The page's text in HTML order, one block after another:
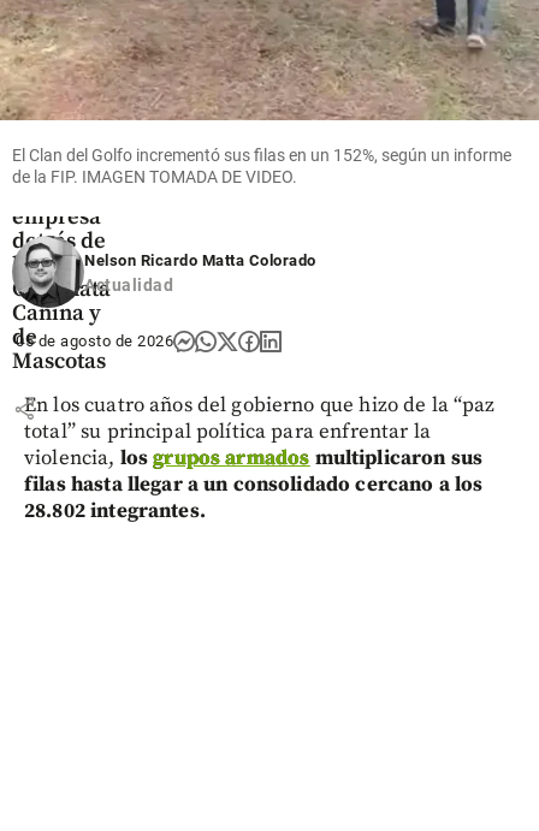
Las
marcas
Tierragro:
empresa
detrás de
la
Caminata
Canina y
de
Mascotas
share
El Clan del Golfo incrementó sus filas en un 152%, según un informe
de la FIP. IMAGEN TOMADA DE VIDEO.
Nelson Ricardo Matta Colorado
Actualidad
05 de agosto de 2026
En los cuatro años del gobierno que hizo de la “paz
total” su principal política para enfrentar la
violencia, losgrupos armadosmultiplicaron sus
filas hasta llegar a un consolidado cercano a los
28.802 integrantes.